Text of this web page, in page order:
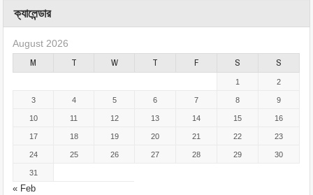
ক্যালেন্ডার
August 2026
M T W T F S S
« Feb
1 2
3 4 5 6 7 8 9
10 11 12 13 14 15 16
17 18 19 20 21 22 23
24 25 26 27 28 29 30
31